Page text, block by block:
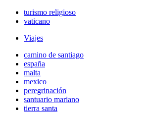
turismo religioso
vaticano
Viajes
camino de santiago
españa
malta
mexico
peregrinación
santuario mariano
tierra santa